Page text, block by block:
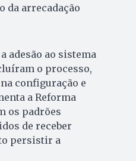
arrecadação
adesão ao sistema
o processo,
configuração e
a Reforma
os padrões
de receber
persistir a